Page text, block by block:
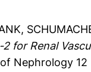
,
for Renal
Nephrology 12